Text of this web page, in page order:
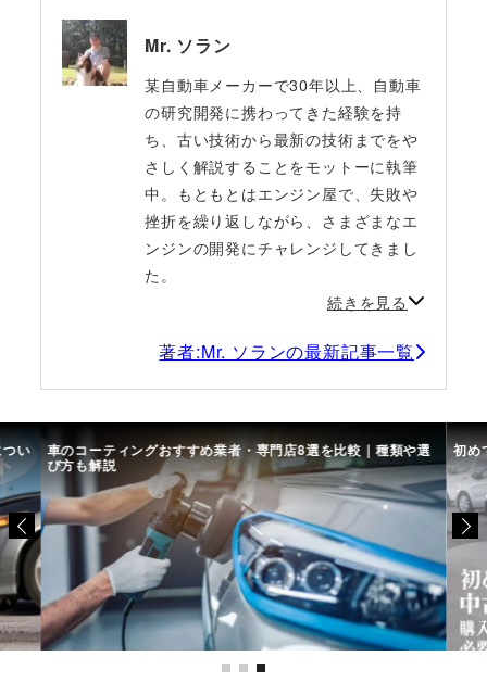
Mr. ソラン
某自動車メーカーで30年以上、自動車
の研究開発に携わってきた経験を持
ち、古い技術から最新の技術までをや
さしく解説することをモットーに執筆
中。もともとはエンジン屋で、失敗や
挫折を繰り返しながら、さまざまなエ
ンジンの開発にチャレンジしてきまし
た。
続きを見る
著者:Mr. ソランの最新記事一覧
い 車のコーティングおすすめ業者・専門店8選を比較｜種類や選
び方も解説
初め